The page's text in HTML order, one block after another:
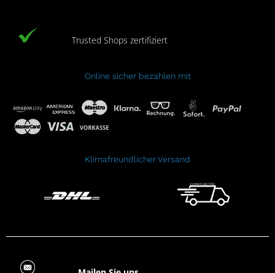
Trusted Shops zertifiziert
Online sicher bezahlen mit
Klimafreundlicher Versand